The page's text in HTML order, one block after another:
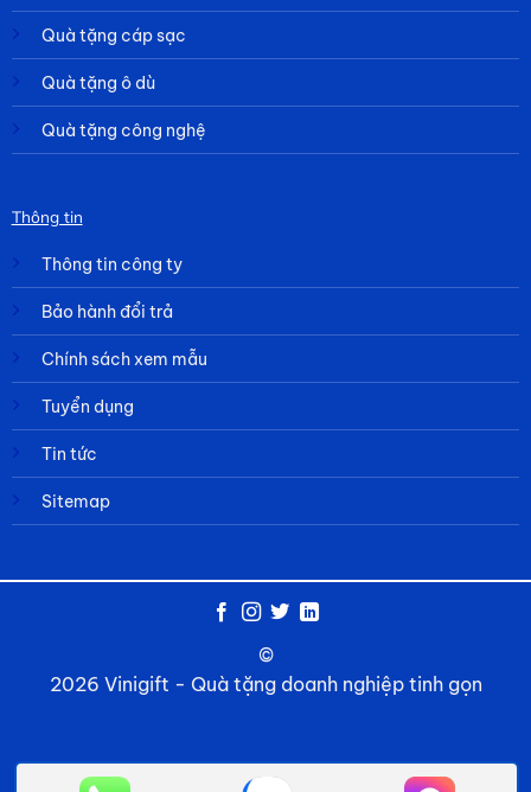
Quà tặng cáp sạc
Quà tặng ô dù
Quà tặng công nghệ
Thông tin
Thông tin công ty
Bảo hành đổi trả
Chính sách xem mẫu
Tuyển dụng
Tin tức
Sitemap
©
2026 Vinigift - Quà tặng doanh nghiệp tinh gọn